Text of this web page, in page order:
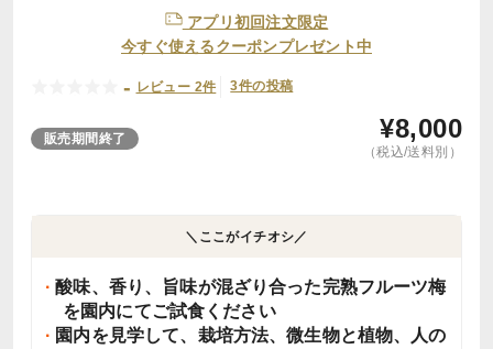
アプリ初回注文限定
今すぐ使えるクーポンプレゼント中
- レビュー 2件 3件の投稿
販売期間終了 ¥8,000
（税込/送料別）
＼ここがイチオシ／
酸味、香り、旨味が混ざり合った完熟フルーツ梅
を園内にてご試食ください
園内を見学して、栽培方法、微生物と植物、人の